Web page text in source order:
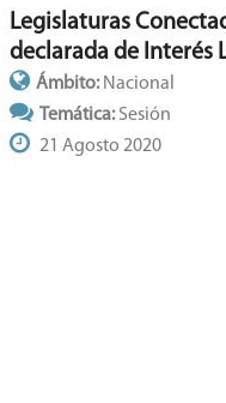
Legislaturas
declarada de Interés
Ámbito: Nacional
Temática:Sesión
21 Agosto 2020